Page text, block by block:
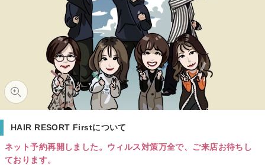
HAIR RESORT Firstについて
ネット予約再開しました。ウィルス対策万全で、ご来店お待ちし
ております。